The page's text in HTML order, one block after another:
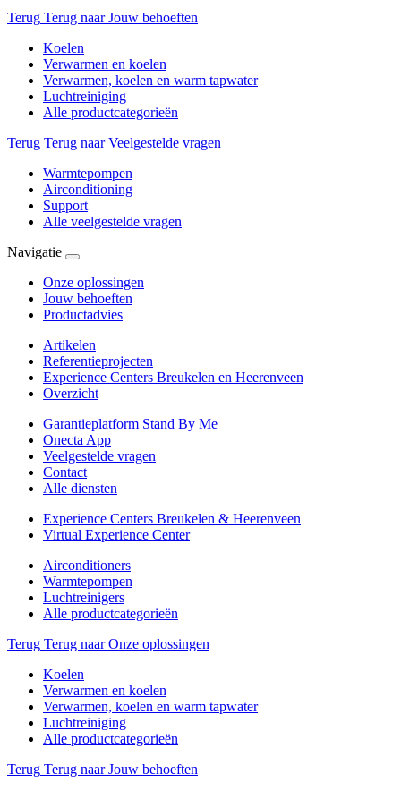
Terug Terug naar Jouw behoeften
Koelen
Verwarmen en koelen
Verwarmen, koelen en warm tapwater
Luchtreiniging
Alle productcategorieën
Terug Terug naar Veelgestelde vragen
Warmtepompen
Airconditioning
Support
Alle veelgestelde vragen
Navigatie
Onze oplossingen
Jouw behoeften
Productadvies
Artikelen
Referentieprojecten
Experience Centers Breukelen en Heerenveen
Overzicht
Garantieplatform Stand By Me
Onecta App
Veelgestelde vragen
Contact
Alle diensten
Experience Centers Breukelen & Heerenveen
Virtual Experience Center
Airconditioners
Warmtepompen
Luchtreinigers
Alle productcategorieën
Terug Terug naar Onze oplossingen
Koelen
Verwarmen en koelen
Verwarmen, koelen en warm tapwater
Luchtreiniging
Alle productcategorieën
Terug Terug naar Jouw behoeften